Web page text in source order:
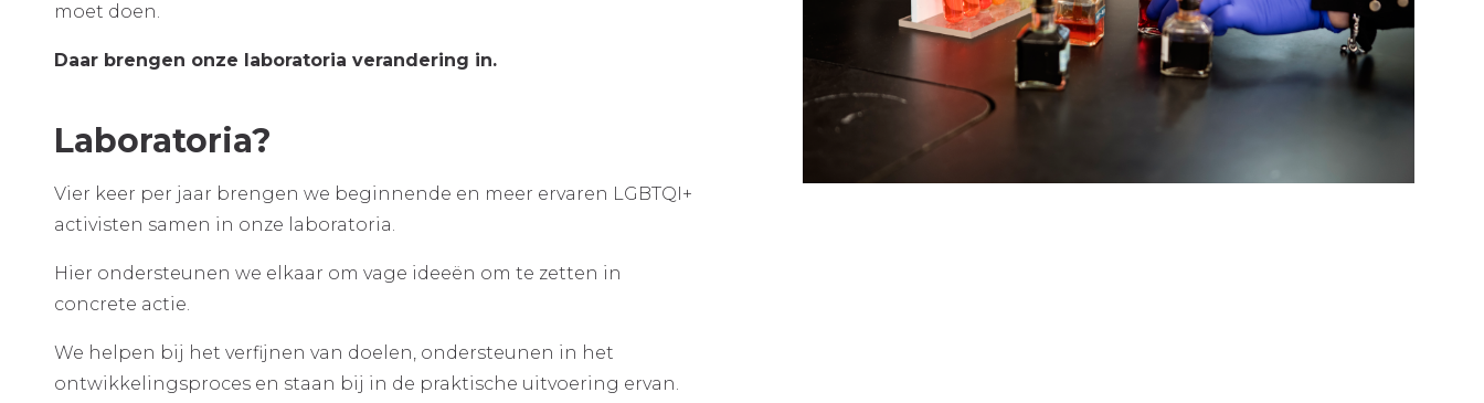
moet doen.
Daar brengen onze laboratoria verandering in.
Laboratoria?
Vier keer per jaar brengen we beginnende en meer ervaren LGBTQI+
activisten samen in onze laboratoria.
Hier ondersteunen we elkaar om vage ideeën om te zetten in
concrete actie.
We helpen bij het verfijnen van doelen, ondersteunen in het
ontwikkelingsproces en staan bij in de praktische uitvoering ervan.